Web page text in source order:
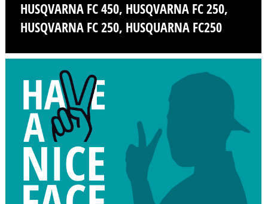
HUSQVARNA FC 450, HUSQVARNA FC 250,
HUSQVARNA FC 250, HUSQUARNA FC250